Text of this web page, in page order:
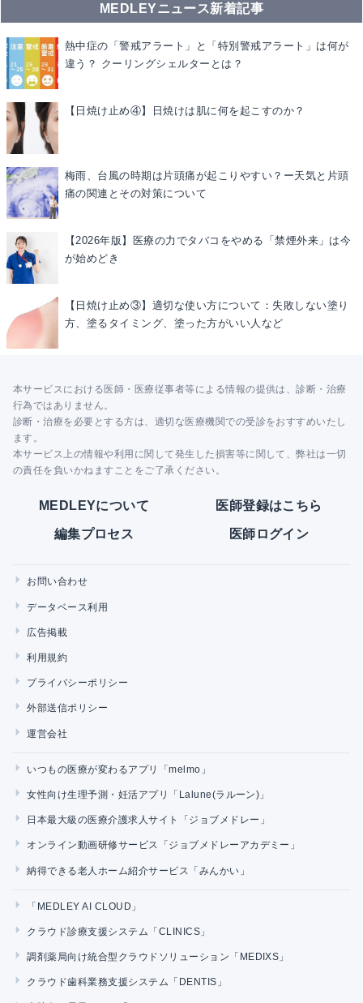
MEDLEYニュース新着記事
熱中症の「警戒アラート」と「特別警戒アラート」は何が
違う？ クーリングシェルターとは？
【日焼け止め④】日焼けは肌に何を起こすのか？
梅雨、台風の時期は片頭痛が起こりやすい？ー天気と片頭
痛の関連とその対策について
【2026年版】医療の力でタバコをやめる「禁煙外来」は今
が始めどき
【日焼け止め③】適切な使い方について：失敗しない塗り
方、塗るタイミング、塗った方がいい人など
本サービスにおける医師・医療従事者等による情報の提供は、診断・治療
行為ではありません。
診断・治療を必要とする方は、適切な医療機関での受診をおすすめいたし
ます。
本サービス上の情報や利用に関して発生した損害等に関して、弊社は一切
の責任を負いかねますことをご了承ください。
MEDLEYについて 医師登録はこちら
編集プロセス 医師ログイン
お問い合わせ
データベース利用
広告掲載
利用規約
プライバシーポリシー
外部送信ポリシー
運営会社
いつもの医療が変わるアプリ「melmo」
女性向け生理予測・妊活アプリ「Lalune(ラルーン)」
日本最大級の医療介護求人サイト「ジョブメドレー」
オンライン動画研修サービス「ジョブメドレーアカデミー」
納得できる老人ホーム紹介サービス「みんかい」
「MEDLEY AI CLOUD」
クラウド診療支援システム「CLINICS」
調剤薬局向け統合型クラウドソリューション「MEDIXS」
クラウド歯科業務支援システム「DENTIS」